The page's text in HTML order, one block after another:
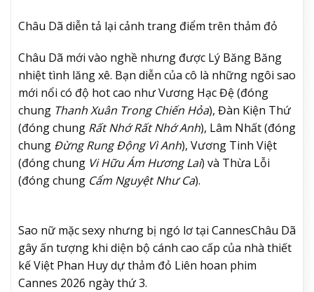
Châu Dã diễn tả lại cảnh trang điểm trên thảm đỏ
Châu Dã mới vào nghề nhưng được Lý Băng Băng
nhiệt tình lăng xê. Bạn diễn của cô là những ngôi sao
mới nổi có độ hot cao như Vương Hạc Đệ (đóng
chung Thanh Xuân Trong Chiến Hỏa), Đàn Kiện Thứ
(đóng chung Rất Nhớ Rất Nhớ Anh), Lâm Nhất (đóng
chung Đừng Rung Động Vì Anh), Vương Tinh Việt
(đóng chung Vi Hữu Ám Hương Lai) và Thừa Lỗi
(đóng chung Cẩm Nguyệt Như Ca).
Sao nữ mặc sexy nhưng bị ngó lơ tại CannesChâu Dã
gây ấn tượng khi diện bộ cánh cao cấp của nhà thiết
kế Việt Phan Huy dự thảm đỏ Liên hoan phim
Cannes 2026 ngày thứ 3.